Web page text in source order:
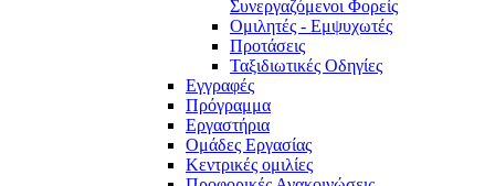
Συνεργαζόμενοι Φορείς
Ομιλητές - Εμψυχωτές
Προτάσεις
Ταξιδιωτικές Οδηγίες
Εγγραφές
Πρόγραμμα
Εργαστήρια
Ομάδες Εργασίας
Κεντρικές ομιλίες